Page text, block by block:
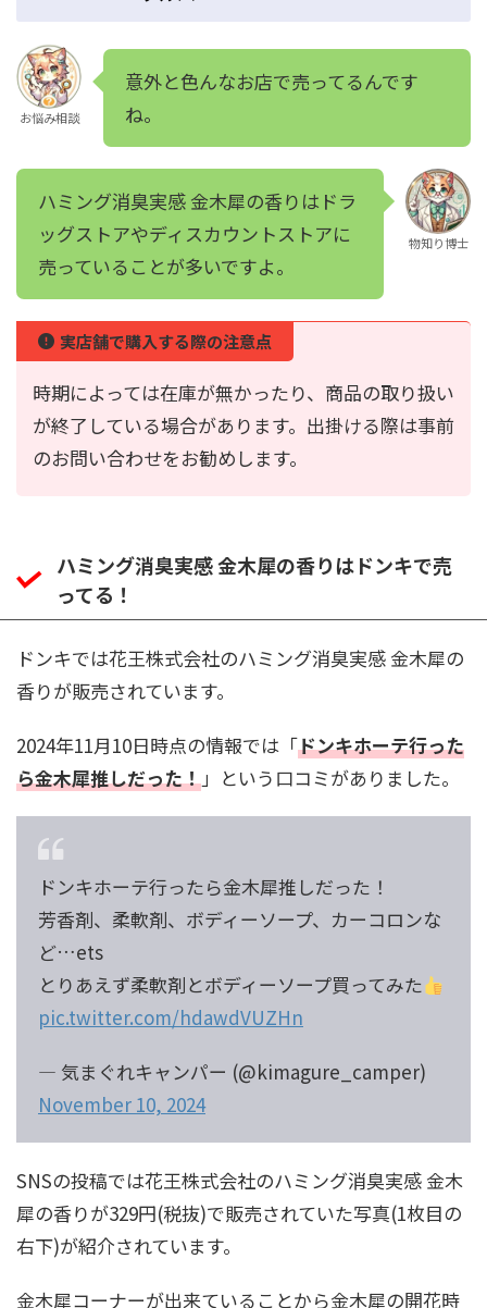
お悩み相談
意外と色んなお店で売ってるんです
ね。
ハミング消臭実感 金木犀の香りはドラ
ッグストアやディスカウントストアに
売っていることが多いですよ。
物知り博士
実店舗で購入する際の注意点
時期によっては在庫が無かったり、商品の取り扱い
が終了している場合があります。出掛ける際は事前
のお問い合わせをお勧めします。
ハミング消臭実感 金木犀の香りはドンキで売
ってる！
ドンキでは花王株式会社のハミング消臭実感 金木犀の
香りが販売されています。
2024年11月10日時点の情報では「ドンキホーテ行った
ら金木犀推しだった！」という口コミがありました。
ドンキホーテ行ったら金木犀推しだった！
芳香剤、柔軟剤、ボディーソープ、カーコロンな
ど…ets
とりあえず柔軟剤とボディーソープ買ってみた
pic.twitter.com/hdawdVUZHn
— 気まぐれキャンパー (@kimagure_camper)
November 10, 2024
SNSの投稿では花王株式会社のハミング消臭実感 金木
犀の香りが329円(税抜)で販売されていた写真(1枚目の
右下)が紹介されています。
金木犀コーナーが出来ていることから金木犀の開花時